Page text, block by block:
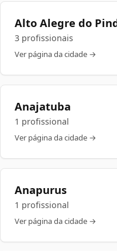
Alto Alegre do
3 profissionais
Ver página da cidade →
Anajatuba
1 profissional
Ver página da cidade →
Anapurus
1 profissional
Ver página da cidade →